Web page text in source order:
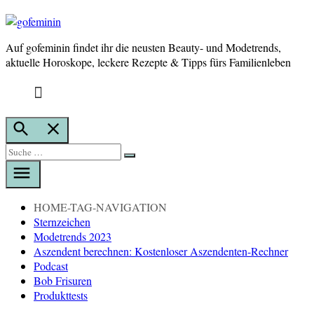
gofeminin
Auf gofeminin findet ihr die neusten Beauty- und Modetrends,
aktuelle Horoskope, leckere Rezepte & Tipps fürs Familienleben
Suche
öffnen
Suche
nach:
Suche
HOME-TAG-NAVIGATION
Sternzeichen
Modetrends 2023
Aszendent berechnen: Kostenloser Aszendenten-Rechner
Podcast
Bob Frisuren
Produkttests